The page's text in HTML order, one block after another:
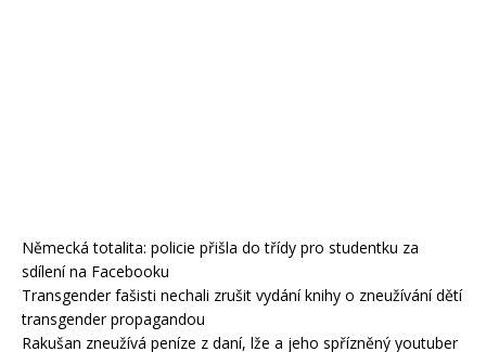
Německá totalita: policie přišla do třídy pro studentku za
sdílení na Facebooku
Transgender fašisti nechali zrušit vydání knihy o zneužívání dětí
transgender propagandou
Rakušan zneužívá peníze z daní, lže a jeho spřízněný youtuber